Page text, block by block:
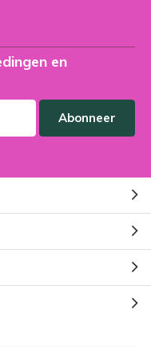
en
Abonneer